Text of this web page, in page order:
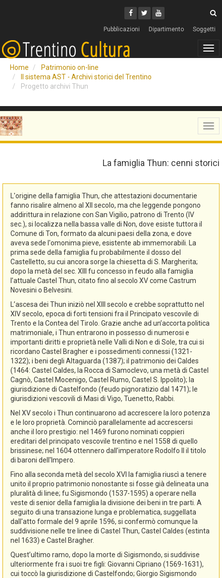
Facebook
Twitter
Youtube
Pubblicazioni Dipartimento Soggetti
Home
Patrimonio on-line
Il sistema AST - Archivi storici del Trentino
Progetto archivi Thun
La famiglia Thun: cenni storici
L'origine della famiglia Thun, che attestazioni documentarie
fanno risalire almeno al XII secolo, ma che leggende pongono
addirittura in relazione con San Vigilio, patrono di Trento (IV
sec.), si localizza nella bassa valle di Non, dove esiste tuttora il
Comune di Ton, formato da alcuni paesi della zona, e dove
aveva sede l'omonima pieve, esistente ab immemorabili. La
prima sede della famiglia fu probabilmente il dosso del
Castelletto, su cui ancora sorge la chiesetta di S. Margherita;
dopo la metà del sec. XIII fu concesso in feudo alla famiglia
l’attuale Castel Thun, citato fino al secolo XV come Castrum
Novesini o Belvesini.
L’ascesa dei Thun iniziò nel XIII secolo e crebbe soprattutto nel
XIV secolo, epoca di forti tensioni fra il Principato vescovile di
Trento e la Contea del Tirolo. Grazie anche ad un’accorta politica
matrimoniale, i Thun entrarono in possesso di numerosi e
importanti diritti e proprietà nelle Valli di Non e di Sole, tra cui si
ricordano Castel Bragher e i possedimenti connessi (1321-
1322); i beni degli Altaguarda (1387); il patrimonio dei Caldes
(1464: Castel Caldes, la Rocca di Samoclevo, una metà di Castel
Cagnò, Castel Mocenigo, Castel Rumo, Castel S. Ippolito); la
giurisdizione di Castelfondo (feudo pignoratizio dal 1471); le
giurisdizioni vescovili di Masi di Vigo, Tuenetto, Rabbi.
Nel XV secolo i Thun continuarono ad accrescere la loro potenza
e le loro proprietà. Cominciò parallelamente ad accrescersi
anche il loro prestigio: nel 1469 furono nominati coppieri
ereditari del principato vescovile trentino e nel 1558 di quello
brissinese; nel 1604 ottennero dall’imperatore Rodolfo II il titolo
di baroni dell'Impero.
Fino alla seconda metà del secolo XVI la famiglia riuscì a tenere
unito il proprio patrimonio nonostante si fosse già delineata una
pluralità di linee; fu Sigismondo (1537-1595) a operare nella
veste di senior della famiglia la divisione dei beni in tre parti. A
seguito di una transazione lunga e problematica, suggellata
dall'atto formale del 9 aprile 1596, si confermò comunque la
suddivisione nelle tre linee di Castel Thun, Castel Caldes (estinta
nel 1633) e Castel Bragher.
Quest’ultimo ramo, dopo la morte di Sigismondo, si suddivise
ulteriormente fra i suoi tre figli: Giovanni Cipriano (1569-1631),
cui toccò la giurisdizione di Castelfondo; Giorgio Sigismondo